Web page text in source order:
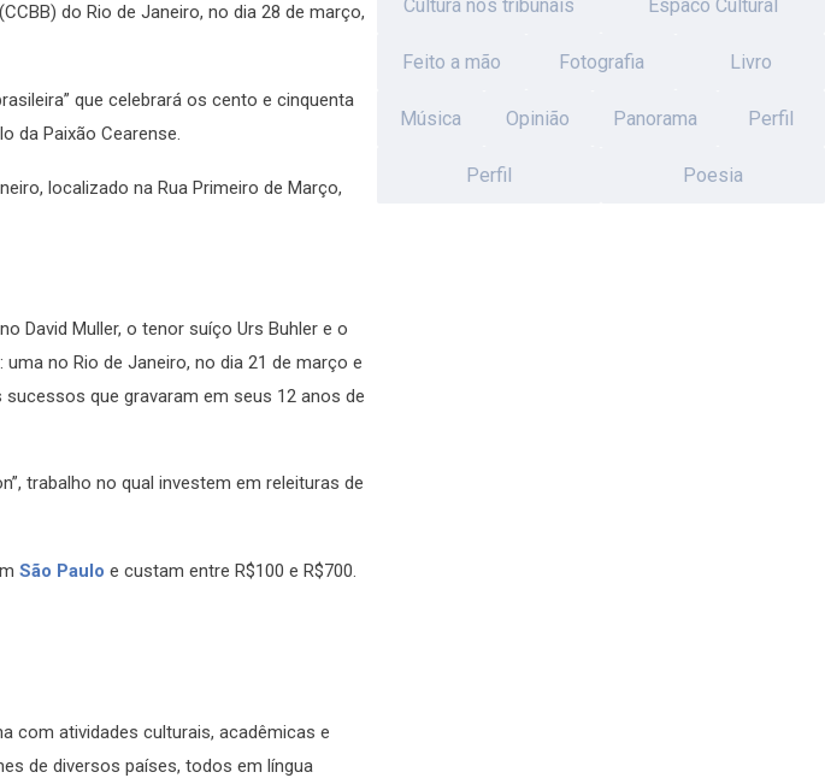
do Rio de Janeiro, no dia 28 de março,
que celebrará os cento e cinquenta
da Paixão Cearense.
localizado na Rua Primeiro de Março,
David Muller, o tenor suíço Urs Buhler e o
no Rio de Janeiro, no dia 21 de março e
que gravaram em seus 12 anos de
trabalho no qual investem em releituras de
São Paulo e custam entre R$100 e R$700.
com atividades culturais, acadêmicas e
de diversos países, todos em língua
Cultura nos tribunais Espaco Cultural
Feito a mão Fotografia Livro
Música Opinião Panorama Perfil
Perfil Poesia